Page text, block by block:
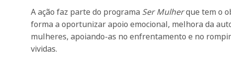
A ação faz parte do programa Ser Mulherque tem o
forma a oportunizar apoio emocional, melhora da
mulheres, apoiando-as no enfrentamento e no
vividas.